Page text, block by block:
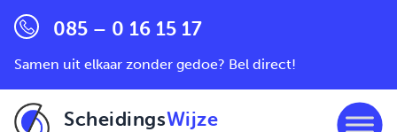
085 – 0 16 15 17
Samen uit elkaar zonder gedoe? Bel direct!
ScheidingsWijze